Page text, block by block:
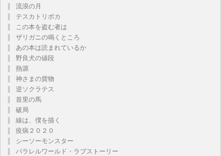
流浪の月
テスカトリポカ
この本を盗む者は
ザリガニの鳴くところ
あの本は読まれているか
野良犬の値段
熱源
神さまの貨物
逆ソクラテス
首里の馬
破局
線は、僕を描く
疫病２０２０
シーソーモンスター
パラレルワールド・ラブストーリー